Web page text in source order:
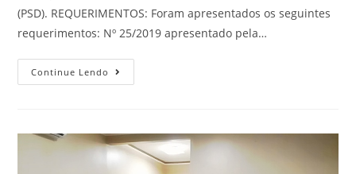
(PSD). REQUERIMENTOS: Foram apresentados os seguintes
requerimentos: Nº 25/2019 apresentado pela…
Continue Lendo